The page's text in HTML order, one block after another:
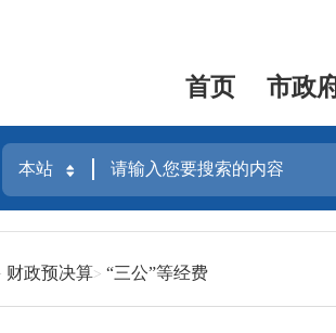
首页 市政
财政预决算 “三公”等经费